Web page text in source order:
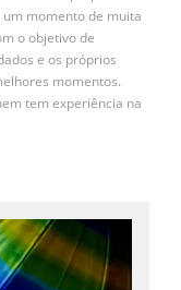
momento de muita
o objetivo de
e os próprios
momentos.
tem experiência na